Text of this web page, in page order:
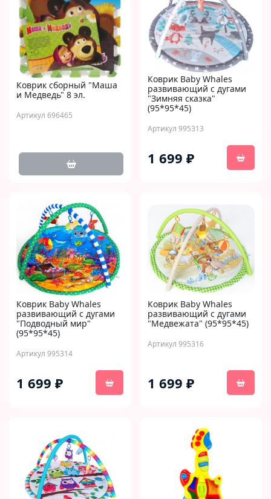
Коврик сборный "Маша
и Медведь" 8 эл.
Артикул 696465
Коврик Baby Whales
развивающий с дугами
"Зимняя сказка"
(95*95*45)
Артикул 995313
1 699 ₽
Коврик Baby Whales
развивающий с дугами
"Подводный мир"
(95*95*45)
Артикул 995314
1 699 ₽
Коврик Baby Whales
развивающий с дугами
"Медвежата" (95*95*45)
Артикул 995316
1 699 ₽